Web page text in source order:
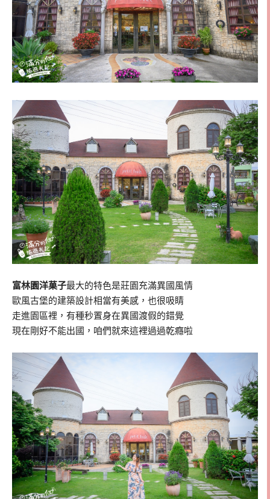
富林園洋菓子最大的特色是莊園充滿異國風情
歐風古堡的建築設計相當有美感，也很吸睛
走進園區裡，有種秒置身在異國渡假的錯覺
現在剛好不能出國，咱們就來這裡過過乾癮啦